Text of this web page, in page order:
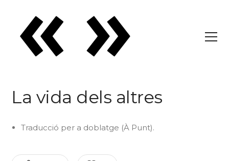
La vida dels altres
Traducció per a doblatge (À Punt).